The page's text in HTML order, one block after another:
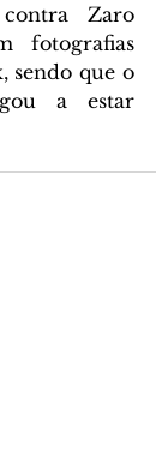
Zaro
fotografias
sendo que o
a estar